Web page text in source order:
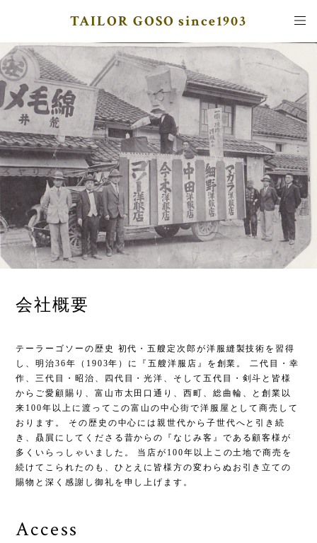
TAILOR GOSO since1903
会社概要
テーラーゴソーの歴史 初代・五艘定次郎が洋服縫製技術を習得
し、明治36年（1903年）に『五艘洋服店』を創業。 二代目・幸
作、三代目・昭治、四代目・光洋、そして五代目・剣斗と皆様
からご愛顧賜り、富山市太田口通り、西町、総曲輪、と創業以
来100年以上に渡ってこの富山の中心街で洋服屋として商売して
おります。 その歴史の中心には親世代から子世代へと引き続
き、贔屓にしてくださる昔からの『なじみ客』である顧客様が
多くいらっしゃいました。 当店が100年以上この土地で商売を
続けてこられたのも、ひとえに皆様方の変わらぬお引き立ての
賜物と深く感謝し御礼を申し上げます。
Access